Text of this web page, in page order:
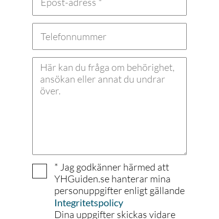
erfarenhet av arbete med CI/CD,
grundläggande pipelines eller
systemutveckling
yrkeskunnig inom IT-system,
infrastruktur, datahantering eller
utveckling
* Jag godkänner härmed att
YHGuiden.se hanterar mina
personuppgifter enligt gällande
Integritetspolicy
Dina uppgifter skickas vidare